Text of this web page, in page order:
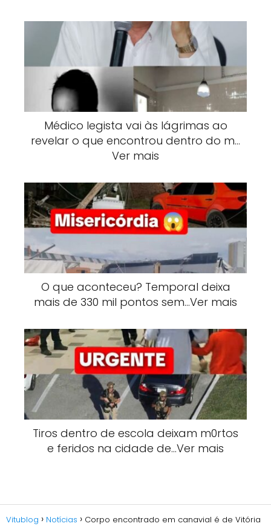
Médico legista vai às lágrimas ao
revelar o que encontrou dentro do m…
Ver mais
O que aconteceu? Temporal deixa
mais de 330 mil pontos sem…Ver mais
Tiros dentro de escola deixam m0rtos
e feridos na cidade de…Ver mais
Vitublog Notícias
Corpo encontrado em canavial é de Vitória